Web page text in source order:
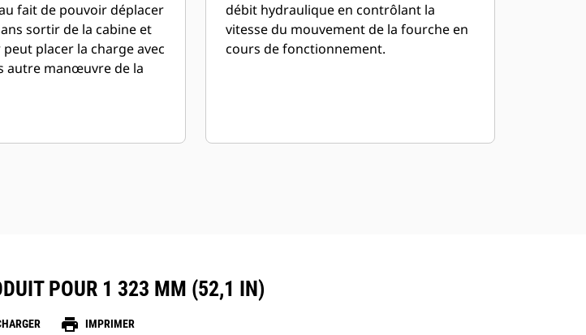
fait de pouvoir déplacer
sortir de la cabine et
placer la charge avec
autre manœuvre de la
débit hydraulique en contrôlant la
vitesse du mouvement de la fourche en
cours de fonctionnement.
POUR 1 323 MM (52,1 IN)
print IMPRIMER